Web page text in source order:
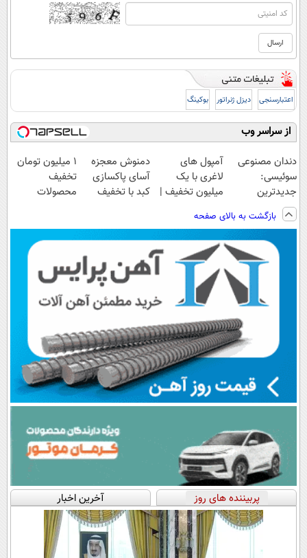
اعتبارسنجی دیزل ژنراتور بوکینگ
از سراسر وب
دندان مصنوعی
سوئیسی:
جدیدترین
فناوری اروپا،
سبک و مقاوم |
پرداخت قسطی
آمپول های
لاغری با یک
میلیون تخفیف |
داروخانه های
معتبر
دمنوش معجزه
آسای پاکسازی
کبد با تخفیف
۱ میلیون تومان
تخفیف
محصولات
شروع کاهش
بازگشت به بالای صفحه
پربیننده های روز آخرین اخبار